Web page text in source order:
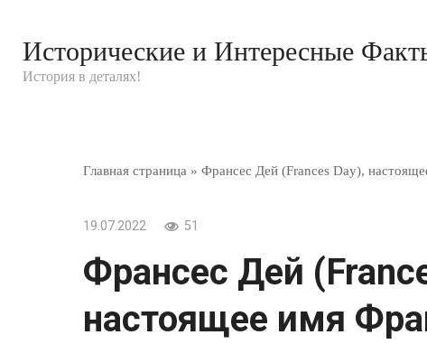
контенту
Исторические и Интересные
История в деталях!
Главная страница » Франсес Дей (Frances Day),
19.07.2022 51
Франсес Дей
настоящее имя